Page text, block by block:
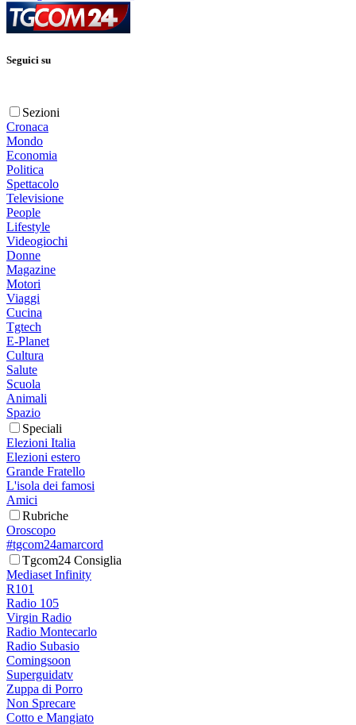
Seguici su
Sezioni
Cronaca
Mondo
Economia
Politica
Spettacolo
Televisione
People
Lifestyle
Videogiochi
Donne
Magazine
Motori
Viaggi
Cucina
Tgtech
E-Planet
Cultura
Salute
Scuola
Animali
Spazio
Speciali
Elezioni Italia
Elezioni estero
Grande Fratello
L'isola dei famosi
Amici
Rubriche
Oroscopo
#tgcom24amarcord
Tgcom24 Consiglia
Mediaset Infinity
R101
Radio 105
Virgin Radio
Radio Montecarlo
Radio Subasio
Comingsoon
Superguidatv
Zuppa di Porro
Non Sprecare
Cotto e Mangiato